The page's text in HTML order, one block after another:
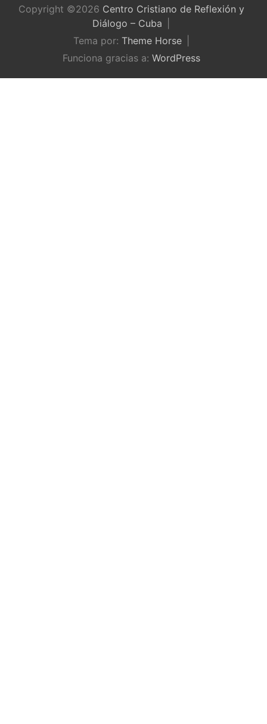
Copyright ©2026 Centro Cristiano de Reflexión y
Diálogo – Cuba
Tema por: Theme Horse
Funciona gracias a: WordPress